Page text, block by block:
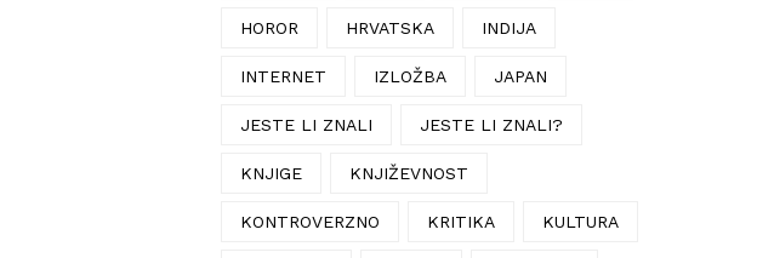
HOROR HRVATSKA INDIJA
INTERNET IZLOŽBA JAPAN
JESTE LI ZNALI JESTE LI ZNALI?
KNJIGE KNJIŽEVNOST
KONTROVERZNO KRITIKA KULTURA